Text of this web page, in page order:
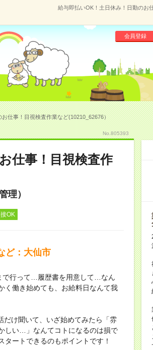
給与即払いOK！土日休み！日勤のお
会員登録
仕事！目視検査作業など(10210_62676）
No.805393
仕事！目視検査作
理）
OK
ど：大仙市
で行って…履歴書を用意して…なん
く働き始めても、お給料日なんて我
だけ聞いて、いざ始めてみたら「雰
しい…」なんてコトになるのは損で
ートできるのもポイントです！